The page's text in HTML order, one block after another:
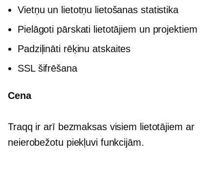
Vietņu un lietotņu lietošanas statistika
Pielāgoti pārskati lietotājiem un projektiem
Padziļinātirēķinu atskaites
SSL šifrēšana
Cena
Traqq ir arī bezmaksas visiem lietotājiem ar
neierobežotu piekļuvi funkcijām.